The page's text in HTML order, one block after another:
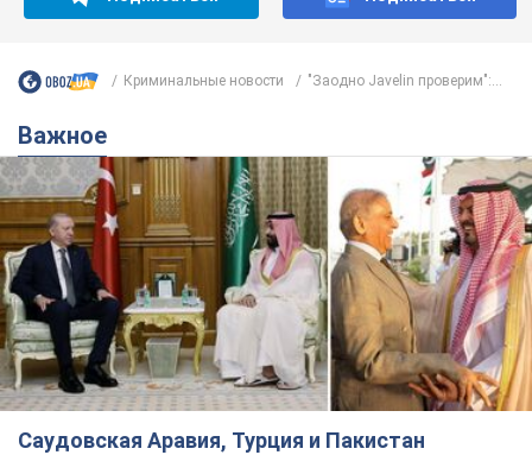
Криминальные новости "Заодно Javelin проверим":...
Важное
Саудовская Аравия, Турция и Пакистан